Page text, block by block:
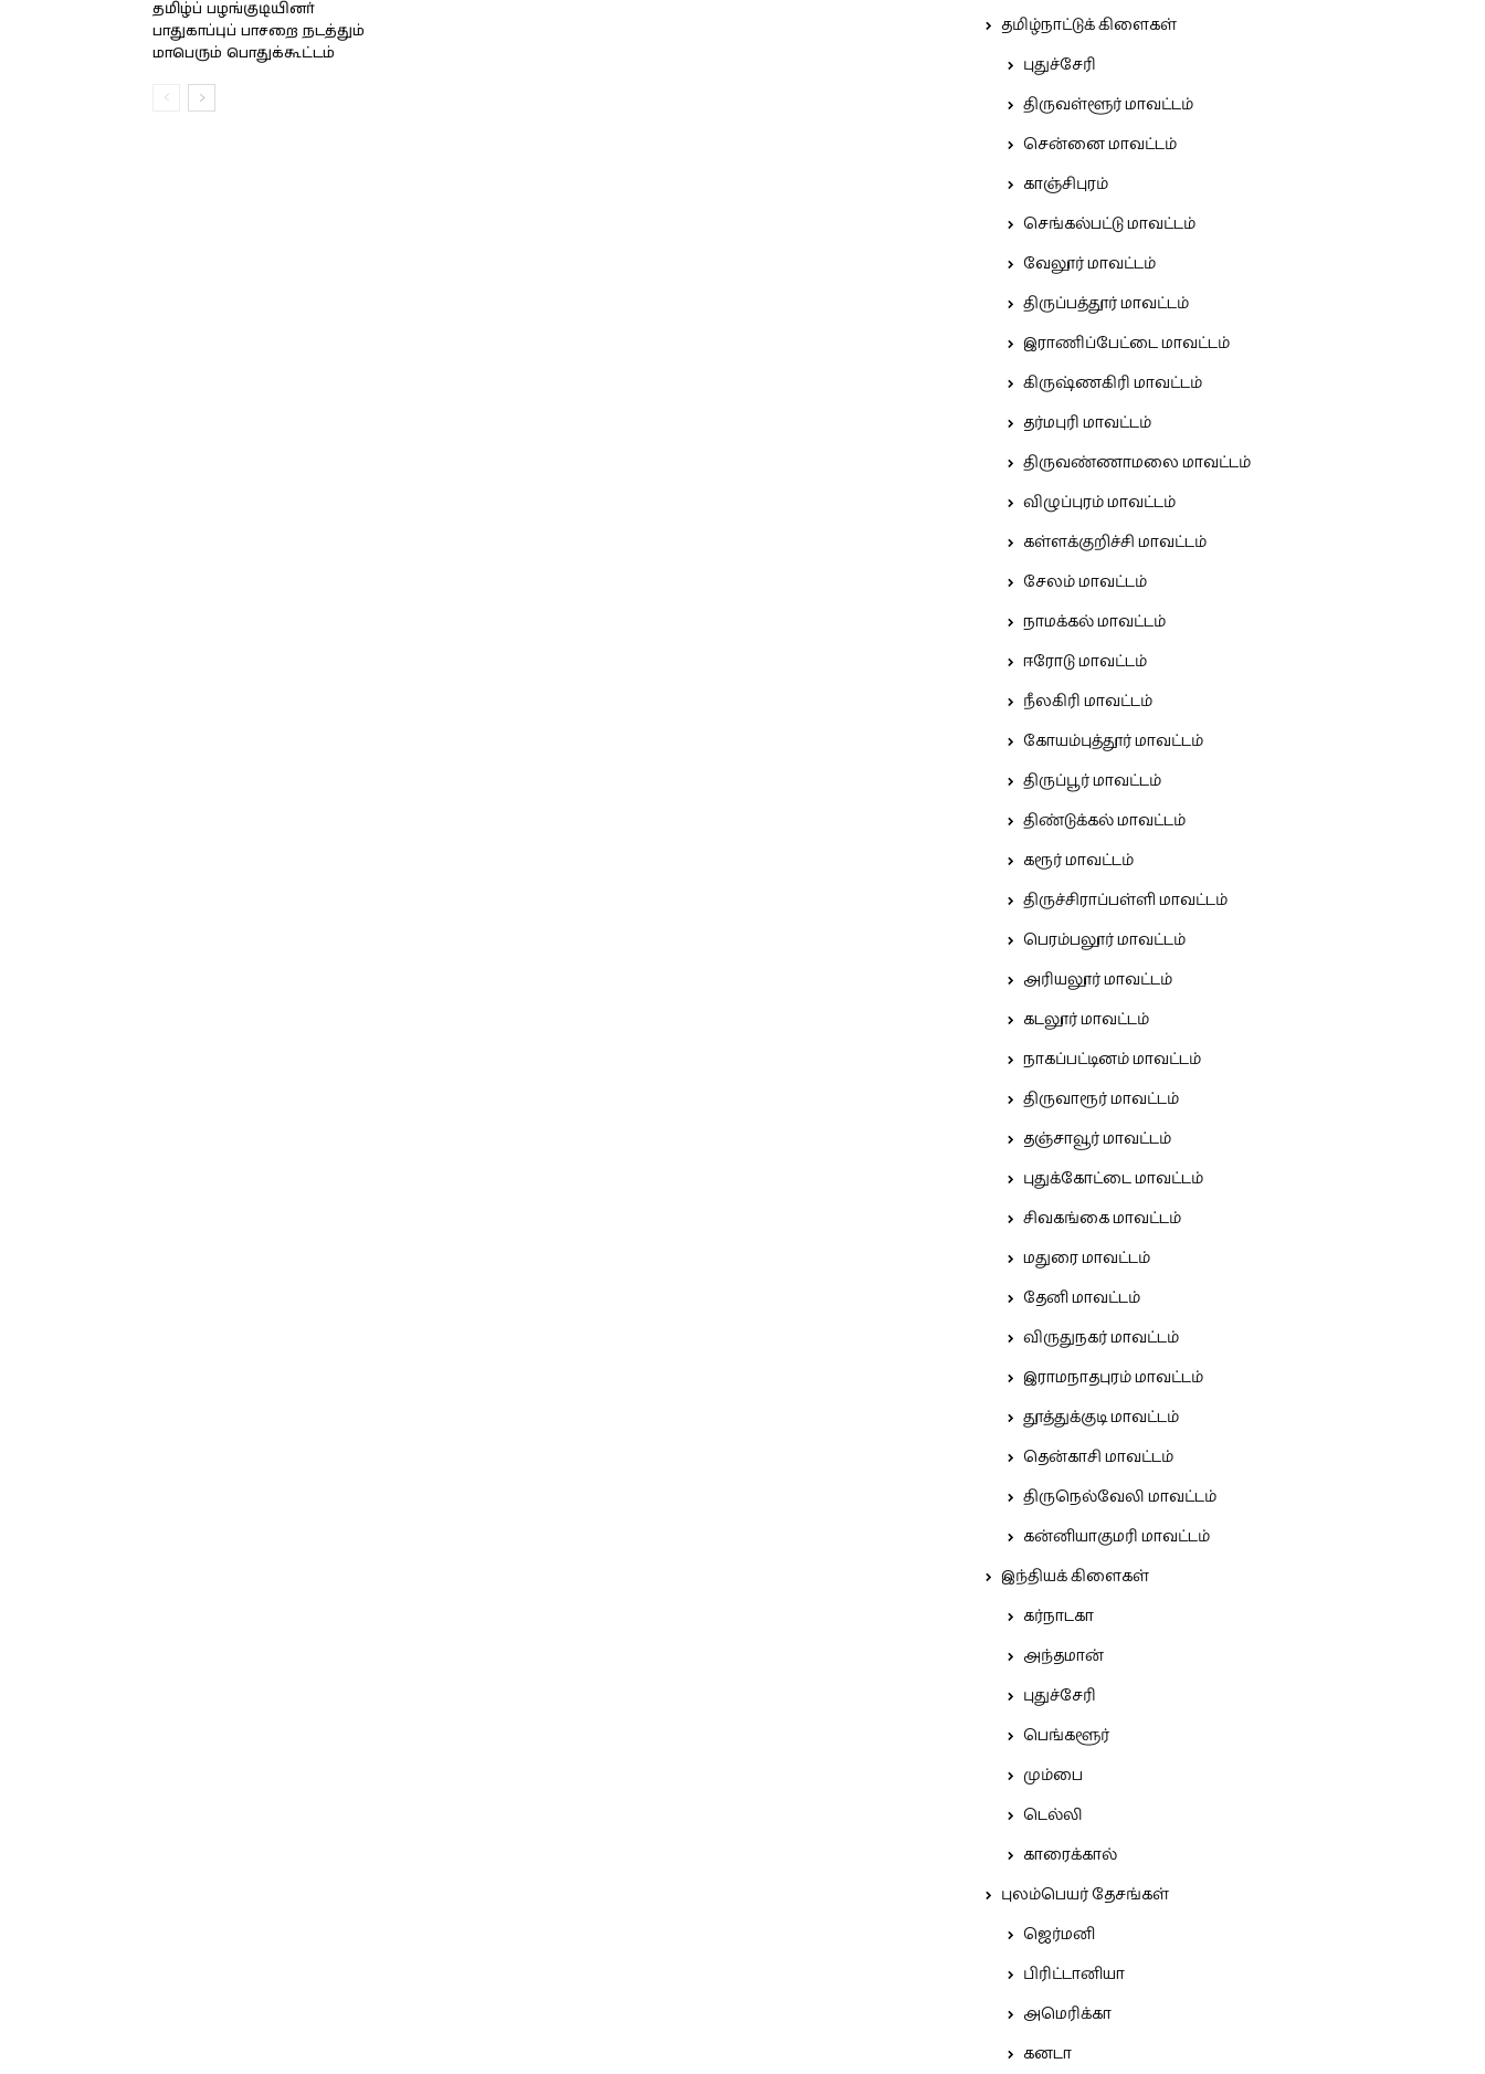
தமிழ்ப் பழங்குடியினர்
பாதுகாப்புப் பாசறை நடத்தும்
மாபெரும் பொதுக்கூட்டம்
தமிழ்நாட்டுக் கிளைகள்
புதுச்சேரி
திருவள்ளூர் மாவட்டம்
சென்னை மாவட்டம்
காஞ்சிபுரம்
செங்கல்பட்டு மாவட்டம்
வேலூர் மாவட்டம்
திருப்பத்தூர் மாவட்டம்
இராணிப்பேட்டை மாவட்டம்
கிருஷ்ணகிரி மாவட்டம்
தர்மபுரி மாவட்டம்
திருவண்ணாமலை மாவட்டம்
விழுப்புரம் மாவட்டம்
கள்ளக்குறிச்சி மாவட்டம்
சேலம் மாவட்டம்
நாமக்கல் மாவட்டம்
ஈரோடு மாவட்டம்
நீலகிரி மாவட்டம்
கோயம்புத்தூர் மாவட்டம்
திருப்பூர் மாவட்டம்
திண்டுக்கல் மாவட்டம்
கரூர் மாவட்டம்
திருச்சிராப்பள்ளி மாவட்டம்
பெரம்பலூர் மாவட்டம்
அரியலூர் மாவட்டம்
கடலூர் மாவட்டம்
நாகப்பட்டினம் மாவட்டம்
திருவாரூர் மாவட்டம்
தஞ்சாவூர் மாவட்டம்
புதுக்கோட்டை மாவட்டம்
சிவகங்கை மாவட்டம்
மதுரை மாவட்டம்
தேனி மாவட்டம்
விருதுநகர் மாவட்டம்
இராமநாதபுரம் மாவட்டம்
தூத்துக்குடி மாவட்டம்
தென்காசி மாவட்டம்
திருநெல்வேலி மாவட்டம்
கன்னியாகுமரி மாவட்டம்
இந்தியக் கிளைகள்
கர்நாடகா
அந்தமான்
புதுச்சேரி
பெங்களூர்
மும்பை
டெல்லி
காரைக்கால்
புலம்பெயர் தேசங்கள்
ஜெர்மனி
பிரிட்டானியா
அமெரிக்கா
கனடா